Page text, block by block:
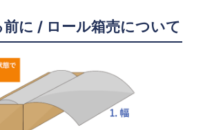
に / ロール箱売について